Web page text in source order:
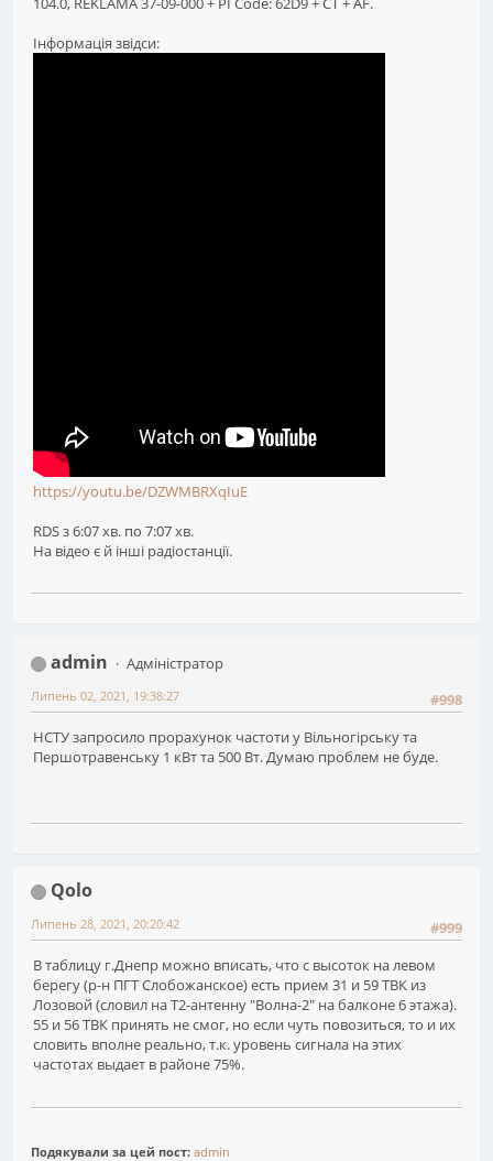
Інформація звідси:
https://youtu.be/DZWMBRXqIuE
RDS з 6:07 хв. по 7:07 хв.
На відео є й інші радіостанції.
admin
Адміністратор
#998
Липень 02, 2021, 19:38:27
НСТУ запросило прорахунок частоти у Вільногірську та
Першотравенську 1 кВт та 500 Вт. Думаю проблем не буде.
Qolo
#999
Липень 28, 2021, 20:20:42
В таблицу г.Днепр можно вписать, что с высоток на левом
берегу (р-н ПГТ Слобожанское) есть прием 31 и 59 ТВК из
Лозовой (словил на Т2-антенну "Волна-2" на балконе 6 этажа).
55 и 56 ТВК принять не смог, но если чуть повозиться, то и их
словить вполне реально, т.к. уровень сигнала на этих
частотах выдает в районе 75%.
Подякували за цей пост: admin